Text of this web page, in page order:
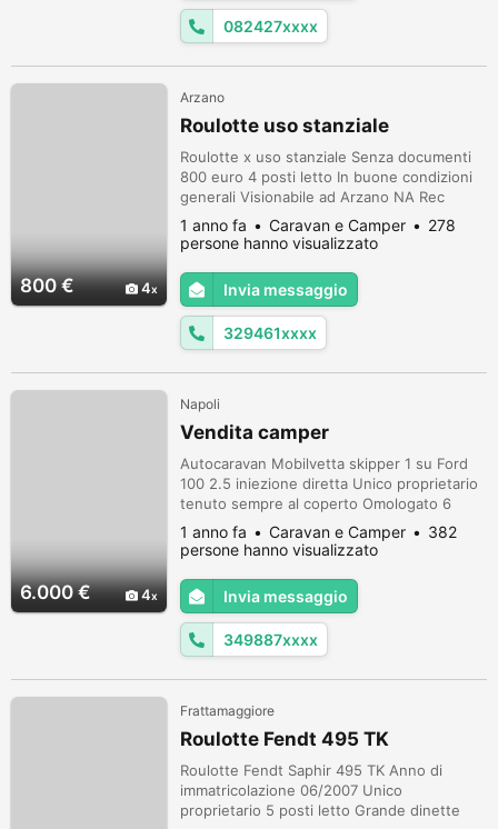
Divanetto Laterale e Sedili Girevoli, Una
Cucina In Linea Fornit...
082427xxxx
800 € 4
Arzano
Roulotte uso stanziale
Roulotte x uso stanziale Senza documenti
800 euro 4 posti letto In buone condizioni
generali Visionabile ad Arzano NA Rec
3294613220
1 anno fa Caravan e Camper
278
persone hanno visualizzato
Invia messaggio
329461xxxx
6.000 € 4
Napoli
Vendita camper
Autocaravan Mobilvetta skipper 1 su Ford
100 2.5 iniezione diretta Unico proprietario
tenuto sempre al coperto Omologato 6
posti letto e viaggio Bagno separato con
doccia Porta bici posteriore 3 binari
Finestre con oscuranti e zanzariere Scalino
manuale Frigo da revisionare Stufa da
revisionare Piccola infiltrazione sulla parete
posteriore lato destro Da far...
1 anno fa Caravan e Camper
382
persone hanno visualizzato
Invia messaggio
349887xxxx
Frattamaggiore
Roulotte Fendt 495 TK
Roulotte Fendt Saphir 495 TK Anno di
immatricolazione 06/2007 Unico
proprietario 5 posti letto Grande dinette